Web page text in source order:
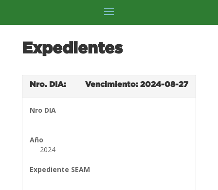
Expedientes
Nro. DIA: Vencimiento: 2024-08-27
Nro DIA
Año
2024
Expediente SEAM